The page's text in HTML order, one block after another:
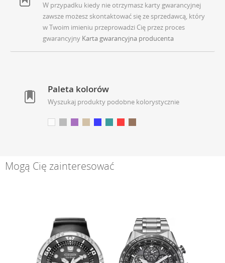
W przypadku kiedy nie otrzymasz karty gwarancyjnej
zawsze możesz skontaktować się ze sprzedawcą, który
w Twoim imieniu przeprowadzi Cię przez proces
gwarancyjny Karta gwarancyjna producenta
Paleta kolorów
Wyszukaj produkty podobne kolorystycznie
Mogą Cię zainteresować